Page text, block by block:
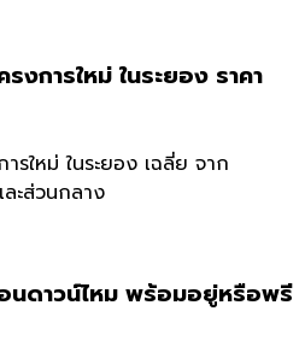
งการใหม่ ในระยอง ราคา
รใหม่ ในระยอง เฉลี่ย จาก
ะส่วนกลาง
นดาวน์ไหม พร้อมอยู่หรือพรี